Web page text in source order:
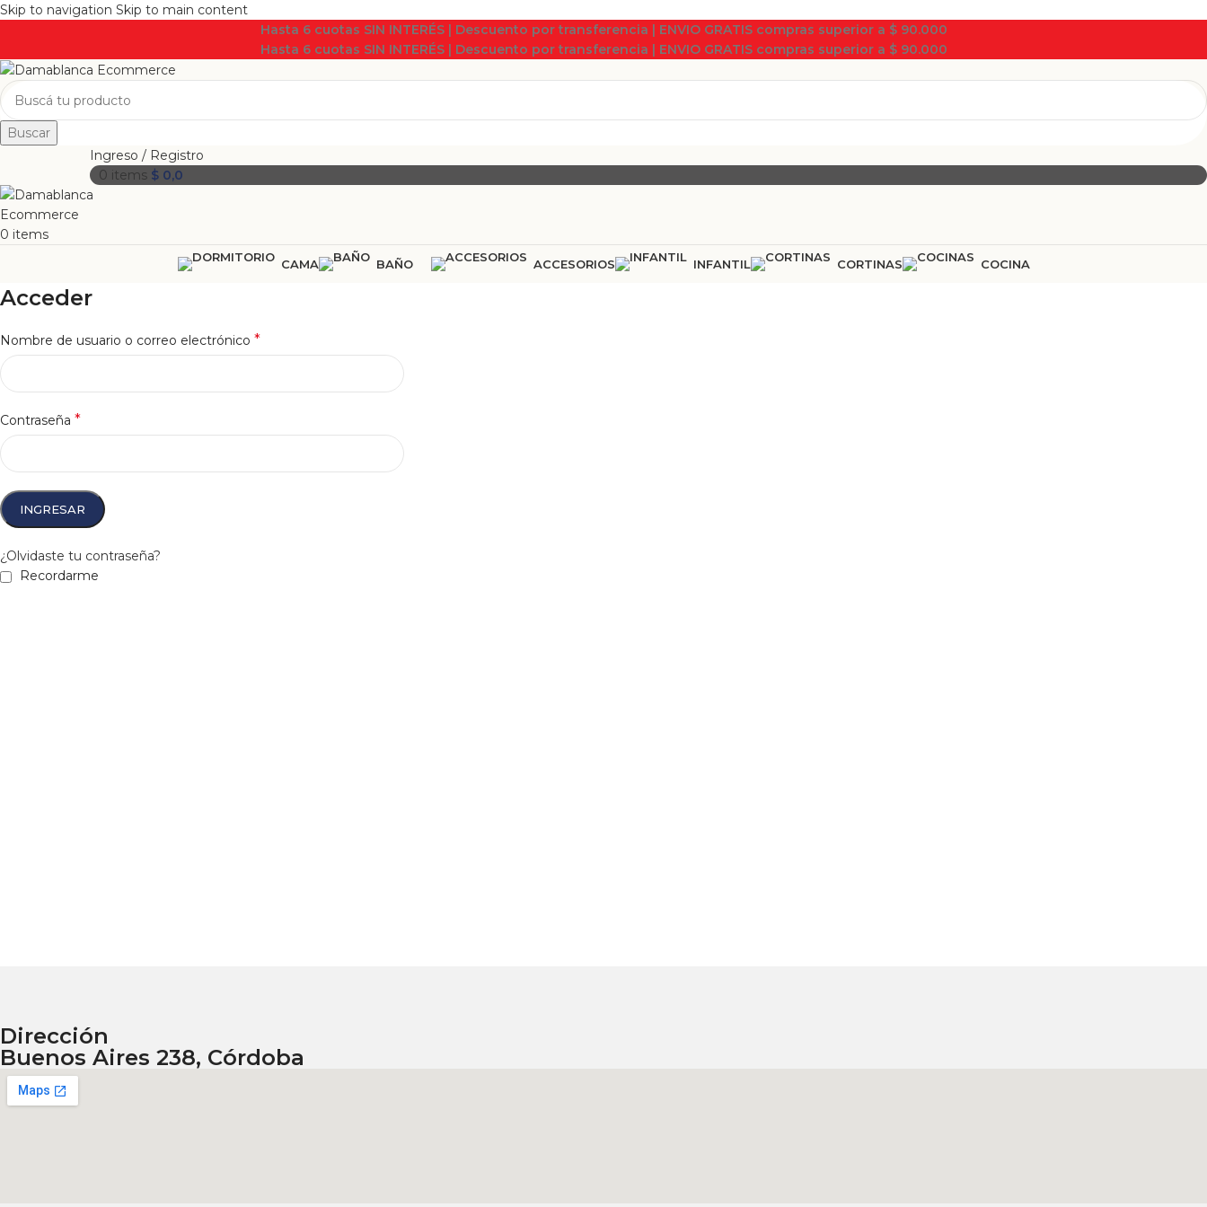
Skip to navigation Skip to main content
Hasta 6 cuotas SIN INTERÉS | Descuento por transferencia | ENVIO GRATIS compras superior a $ 90.000
Hasta 6 cuotas SIN INTERÉS | Descuento por transferencia | ENVIO GRATIS compras superior a $ 90.000
Buscar
Ingreso / Registro
0 items $ 0,0
0 items
CAMA BAÑO ACCESORIOS INFANTIL CORTINAS COCINA
Acceder
Nombre de usuario o correo electrónico *
Contraseña *
INGRESAR
¿Olvidaste tu contraseña?
Recordarme
Dirección
Buenos Aires 238, Córdoba